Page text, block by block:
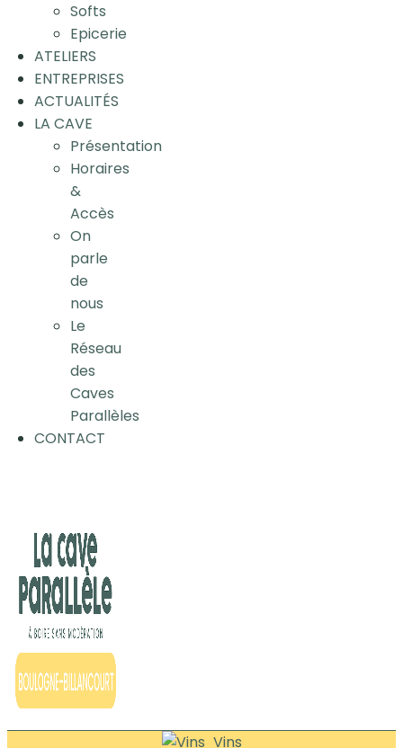
Softs
Epicerie
ATELIERS
ENTREPRISES
ACTUALITÉS
LA CAVE
Présentation
Horaires
&
Accès
On
parle
de
nous
Le
Réseau
des
Caves
Parallèles
CONTACT
Vins